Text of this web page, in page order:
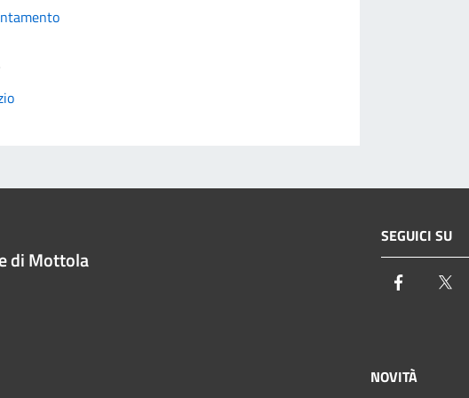
di Mottola
SEGUICI SU
Facebook
NOVITÀ